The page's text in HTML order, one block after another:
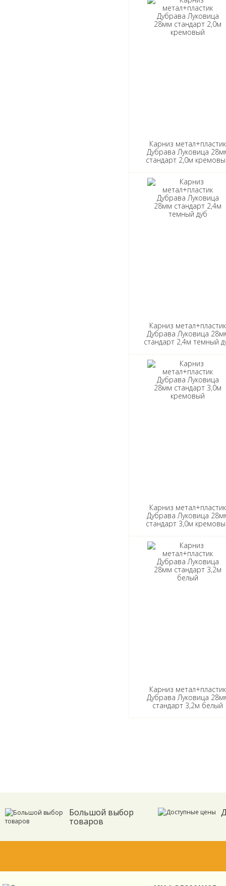
Карниз метал+пластик
Дубрава Луковица
стандарт 2,0м
Карниз метал+пластик
Дубрава Луковица
стандарт 2,4м темный
Карниз метал+пластик
Дубрава Луковица
стандарт 3,0м
Карниз метал+пластик
Дубрава Луковица
стандарт 3,2м белый
Большой выбор
товаров